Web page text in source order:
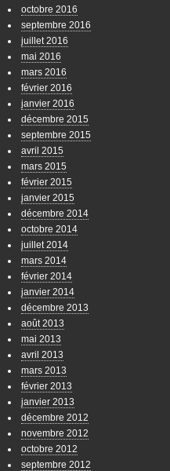
octobre 2016
septembre 2016
juillet 2016
mai 2016
mars 2016
février 2016
janvier 2016
décembre 2015
septembre 2015
avril 2015
mars 2015
février 2015
janvier 2015
décembre 2014
octobre 2014
juillet 2014
mars 2014
février 2014
janvier 2014
décembre 2013
août 2013
mai 2013
avril 2013
mars 2013
février 2013
janvier 2013
décembre 2012
novembre 2012
octobre 2012
septembre 2012